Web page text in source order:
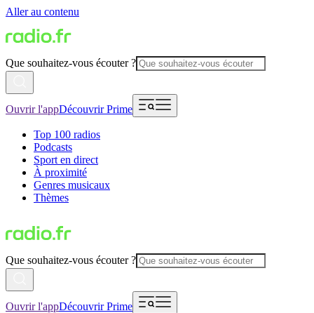
Aller au contenu
Que souhaitez-vous écouter ?
Ouvrir l'appDécouvrir Prime
Top 100 radios
Podcasts
Sport en direct
À proximité
Genres musicaux
Thèmes
Que souhaitez-vous écouter ?
Ouvrir l'appDécouvrir Prime